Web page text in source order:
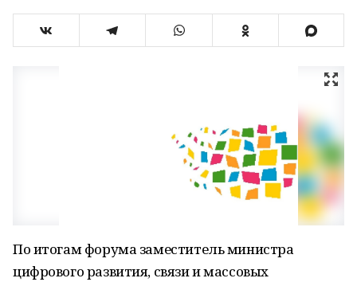
По итогам форума заместитель министра
цифрового развития, связи и массовых